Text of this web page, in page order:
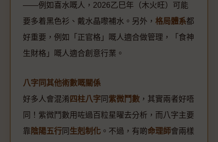
——例如喜水嘅人，2026乙巳年（木火旺）可能
要多着黑色衫、戴水晶嚟補水。另外， 格局體系都
好重要，例如「正官格」嘅人適合做管理，「食神
生財格」嘅人適合創意行業。
八字同其他術數嘅關係
好多人會混淆 四柱八字 同 紫微鬥數 ，其實兩者好唔
同！紫微鬥數用咗過百粒星曜去分析，而八字主要
靠 陰陽五行 同 生剋制化 。不過，有啲命理師會兩樣